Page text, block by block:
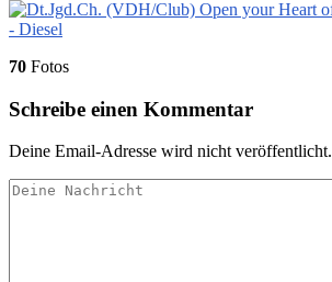
70 Fotos
Schreibe einen Kommentar
Deine Email-Adresse wird nicht veröffentlicht.